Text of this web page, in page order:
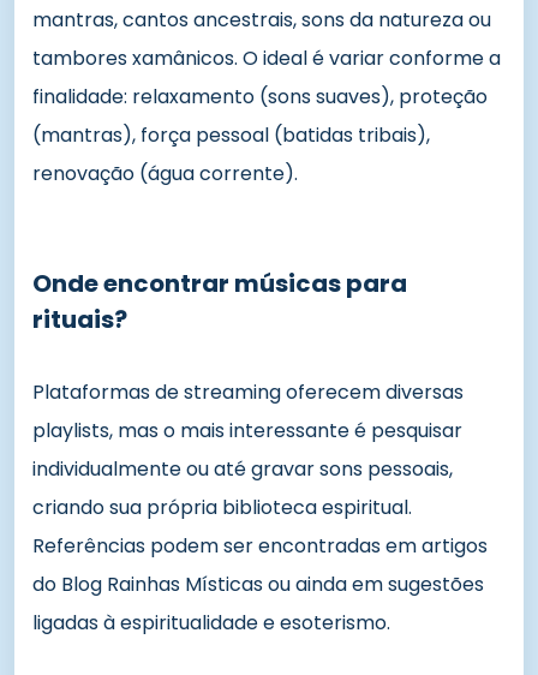
mantras, cantos ancestrais, sons da natureza ou
tambores xamânicos. O ideal é variar conforme a
finalidade: relaxamento (sons suaves), proteção
(mantras), força pessoal (batidas tribais),
renovação (água corrente).
Onde encontrar músicas para
rituais?
Plataformas de streaming oferecem diversas
playlists, mas o mais interessante é pesquisar
individualmente ou até gravar sons pessoais,
criando sua própria biblioteca espiritual.
Referências podem ser encontradas em artigos
do Blog Rainhas Místicas ou ainda em sugestões
ligadas à espiritualidade e esoterismo.